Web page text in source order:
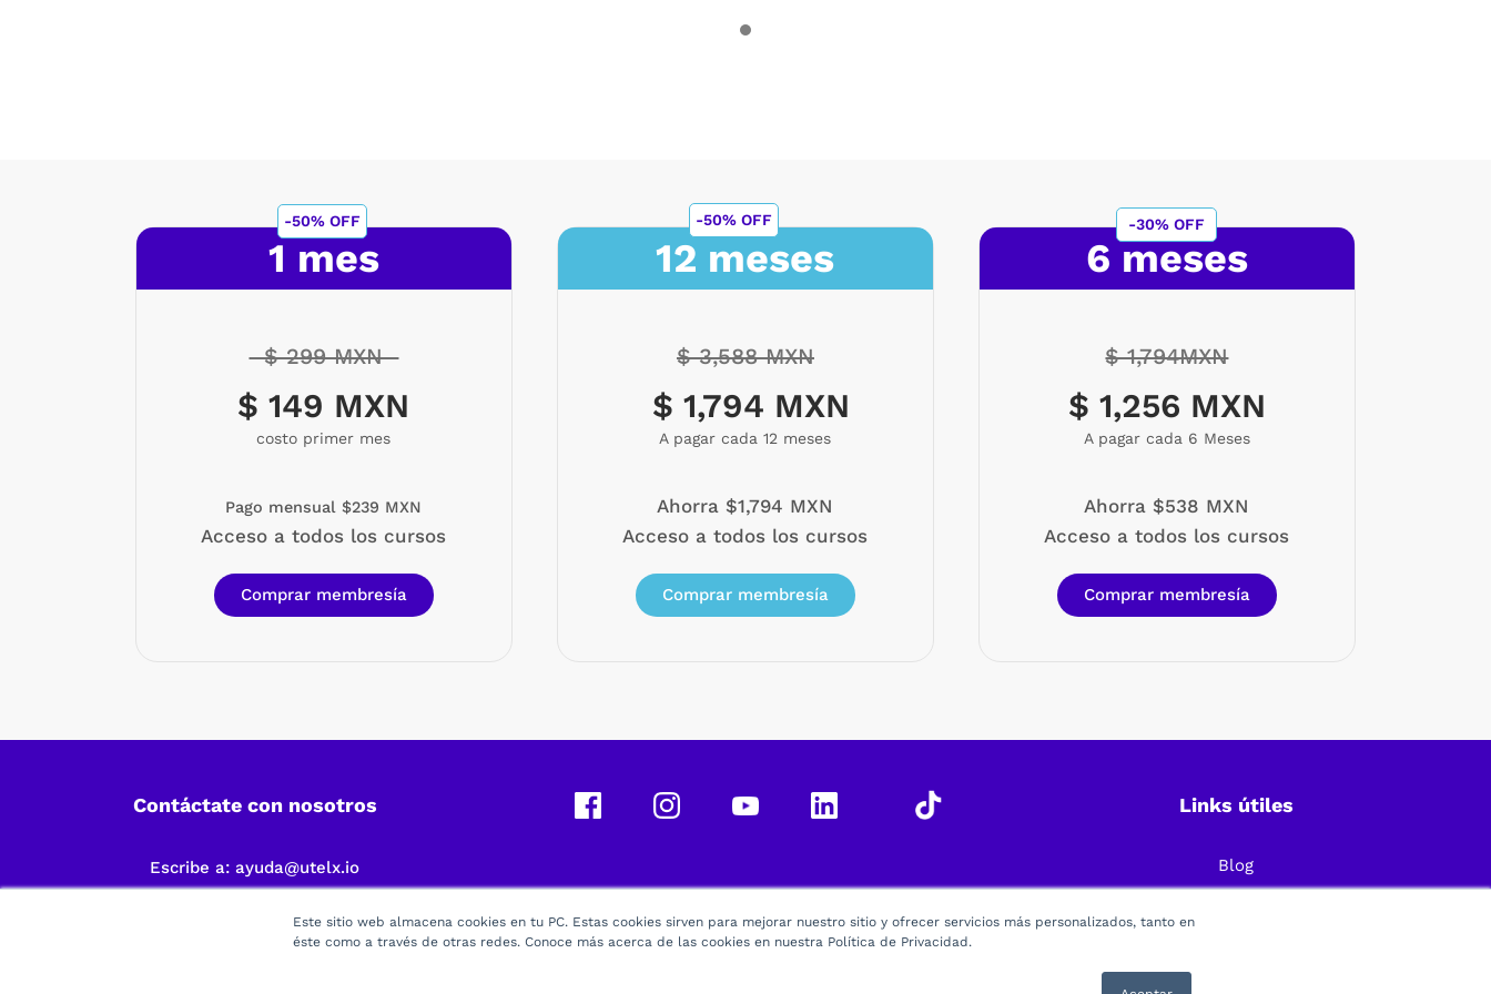
Este sitio web almacena cookies en tu PC. Estas cookies sirven para mejorar nuestro sitio y ofrecer servicios más personalizados, tanto en
éste como a través de otras redes. Conoce más acerca de las cookies en nuestra Política de Privacidad.
1 mes
$ 299 MXN
$ 149 MXN
costo primer mes
Pago mensual $239 MXN
Acceso a todos los cursos
Comprar membresía
-50% OFF -30% OFF
-50% OFF
12 meses
$ 3,588 MXN
$ 1,794 MXN
A pagar cada 12 meses
Ahorra $1,794 MXN
Acceso a todos los cursos
Comprar membresía
6 meses
$ 1,794MXN
$ 1,256 MXN
A pagar cada 6 Meses
Ahorra $538 MXN
Acceso a todos los cursos
Comprar membresía
Contáctate con nosotros
Escribe a:ayuda@utelx.io
Links útiles
Blog
Preguntas Frecuentes
Política de Privacidad